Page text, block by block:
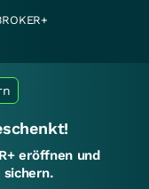
eröffnen und